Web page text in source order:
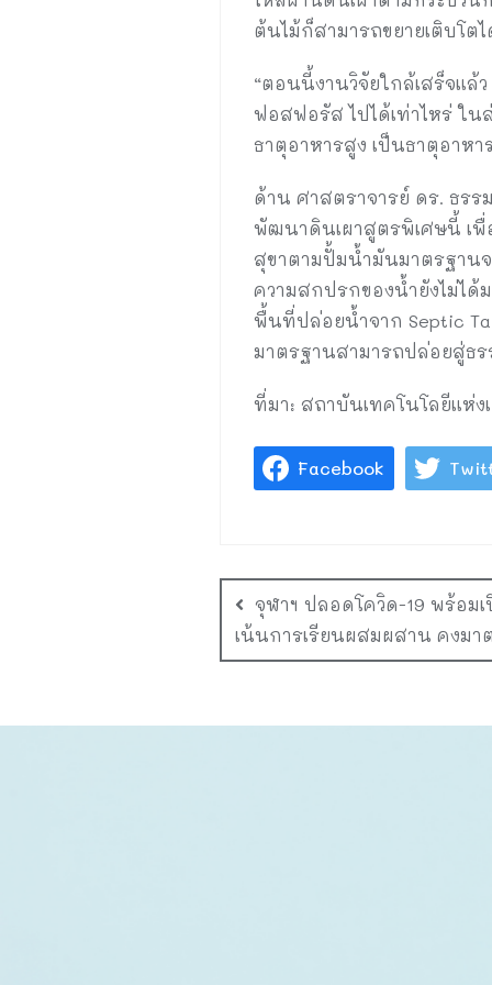
ต้นไม้ก็สามารถขยายเติบโต
“ตอนนี้งานวิจัยใกล้เสร็จแล้
ฟอสฟอรัส ไปได้เท่าไหร่ ใน
ธาตุอาหารสูง เป็นธาตุอาห
ด้าน ศาสตราจารย์ ดร. ธรร
พัฒนาดินเผาสูตรพิเศษนี้ เ
สุขาตามปั้มน้ำมันมาตรฐานจ
ความสกปรกของน้ำยังไม่ได้
พื้นที่ปล่อยน้ำจาก Septic
มาตรฐานสามารถปล่อยสู่ธ
ที่มา: สถาบันเทคโนโลยีแห่งเ
Facebook
จุฬาฯ ปลอดโควิด-19 พร้อม
เน้นการเรียนผสมผสาน คงมา